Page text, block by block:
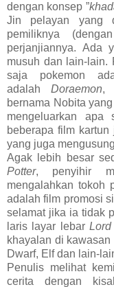
dengan konsep ”
Jin pelayan yang
pemiliknya
perjanjiannya. Ada
musuh dan lain-lain.
saja pokemon
adalah Doraemon,
bernama Nobita
mengeluarkan
beberapa film
yang juga
Agak lebih besar
Potter, penyihir
mengalahkan tokoh
adalah film promosi
selamat jika ia tidak
laris layar lebar
khayalan di
Dwarf, Elf dan lain-
Penulis melihat
cerita dengan